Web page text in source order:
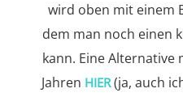
wird oben mit einem
dem man noch einen
kann. Eine Alternative
Jahren HIER(ja, auch